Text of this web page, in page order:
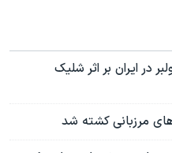
در ایران بر اثر شلیک
مرزبانی کشته شد